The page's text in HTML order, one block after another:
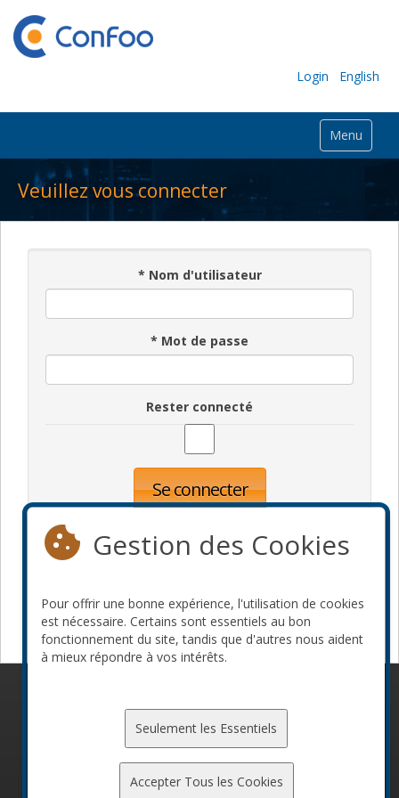
Login English
Menu
Veuillez vous connecter
* Nom d'utilisateur
* Mot de passe
Rester connecté
Se connecter
Devenir commanditaire
Gestion des Cookies
Pour offrir une bonne expérience, l'utilisation de cookies
est nécessaire. Certains sont essentiels au bon
fonctionnement du site, tandis que d'autres nous aident
à mieux répondre à vos intérêts.
Seulement les Essentiels
Accepter Tous les Cookies